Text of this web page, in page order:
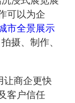
可以为企
市全景展示
摄、制作、
让商企更快
客户信任